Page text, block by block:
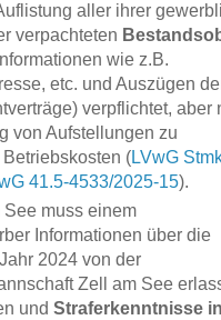
aller ihrer
verpachteten
wie z.B.
etc. und Auszügen
verpflichtet, aber
von Aufstellungen zu
(LVwG
41.5-4533/2025-15).
muss einem
Informationen über die
2024 von der
Zell am See
und Straferkenntnisse in